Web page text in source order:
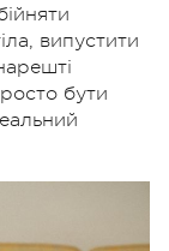
випустити
бути